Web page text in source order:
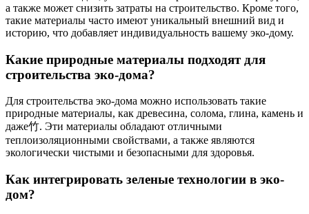
а также может снизить затраты на строительство. Кроме того,
такие материалы часто имеют уникальный внешний вид и
историю, что добавляет индивидуальность вашему эко-дому.
Какие природные материалы подходят для
строительства эко-дома?
Для строительства эко-дома можно использовать такие
природные материалы, как древесина, солома, глина, камень и
даже竹. Эти материалы обладают отличными
теплоизоляционными свойствами, а также являются
экологически чистыми и безопасными для здоровья.
Как интегрировать зеленые технологии в эко-
дом?